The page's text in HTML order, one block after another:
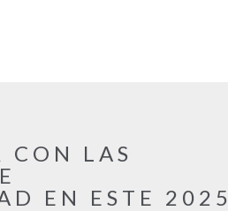
CON LAS
EN ESTE 2025